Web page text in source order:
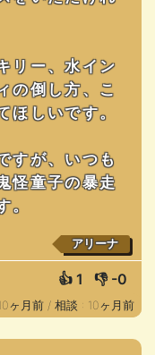
リー、水イン
の倒し方、こ
ほしいです。
すが、いつも
怪童子の暴走
。
アリーナ
👍 1 👎 -0
ヶ月前 / 相談 : 10ヶ月前